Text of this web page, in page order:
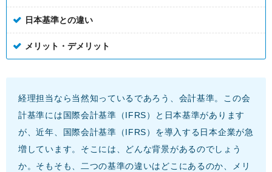
日本基準との違い
メリット・デメリット
経理担当なら当然知っているであろう、会計基準。この会
計基準には国際会計基準（IFRS）と日本基準があります
が、近年、国際会計基準（IFRS）を導入する日本企業が急
増しています。そこには、どんな背景があるのでしょう
か。そもそも、二つの基準の違いはどこにあるのか、メリ